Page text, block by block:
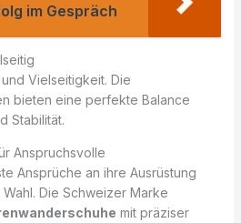
im Gespräch
Vielseitigkeit. Die
bieten eine perfekte Balance
Stabilität.
Anspruchsvolle
Ansprüche an ihre Ausrüstung
Die Schweizer Marke
mit präziser